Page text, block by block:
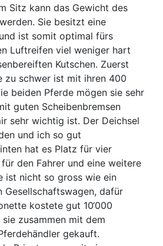
Sitz kann das Gewicht des
Sie besitzt eine
ist somit optimal fürs
Luftreifen viel weniger hart
Kutschen. Zuerst
zu schwer ist mit ihren 400
beiden Pferde mögen sie sehr
guten Scheibenbremsen
sehr wichtig ist. Der Deichsel
und ich so gut
hat es Platz für vier
den Fahrer und eine weitere
ist nicht so gross wie ein
Gesellschaftswagen, dafür
kostete gut 10‘000
sie zusammen mit dem
gekauft.